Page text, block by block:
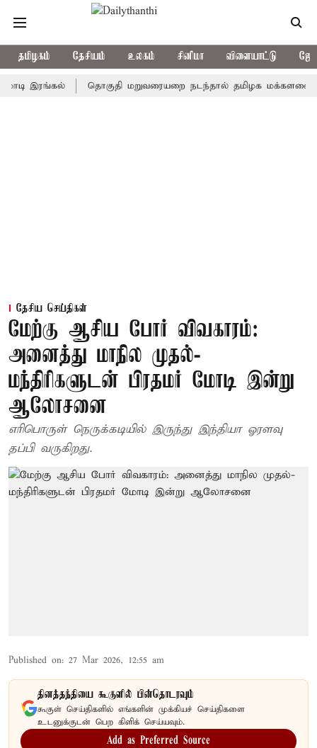
தமிழகம் தேசியம் உலகம் சினிமா விளையாட்டு
இரங்கல் தொகுதி மறுவரையறை நடந்தால் தமிழக மக்களவை
தேசிய செய்திகள்
மேற்கு ஆசிய போர் விவகாரம்:
அனைத்து மாநில முதல்-
மந்திரிகளுடன் பிரதமர் மோடி இன்று
ஆலோசனை
எரிபொருள் நெருக்கடியில் இருந்து இந்தியா ஓரளவு
தப்பி வருகிறது.
Published on: 27 Mar 2026, 12:55 am
தினத்தந்தியை கூகுளில் பின்தொடரவும்
கூகுள் செய்திகளில் எங்களின் முக்கியச் செய்திகளை
உடனுக்குடன் பெற கிளிக் செய்யவும்.
Add as Preferred Source